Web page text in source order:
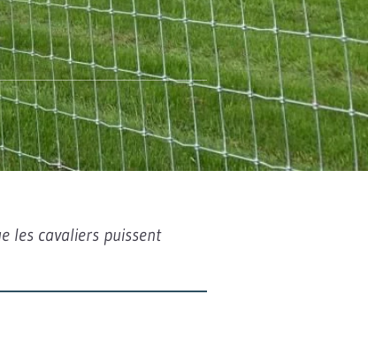
les cavaliers puissent